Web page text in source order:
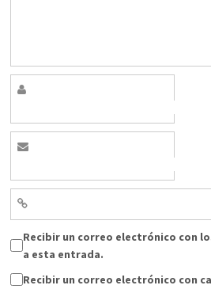
Recibir un correo electrónico con
a esta entrada.
Recibir un correo electrónico con